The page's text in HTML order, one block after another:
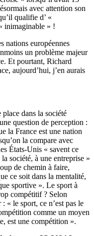
avec attention son
qualifie d’ «
inimaginable » !
nations européennes
un problème majeur
Et pourtant, Richard
aujourd’hui, j’en aurais
dans la société
question de perception :
la France est une nation
la compare avec
États-Unis « savent ce
société, à une entreprise »
de chemin à faire,
ce soit dans la mentalité,
sportive ». Le sport à
compétitif ? Selon
« le sport, ce n’est pas le
comme un moyen
est une compétition ».